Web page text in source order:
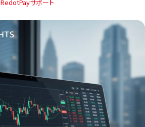
RedotPayサポート